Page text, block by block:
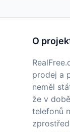
O
prodej a
neměl
že v
telefonů